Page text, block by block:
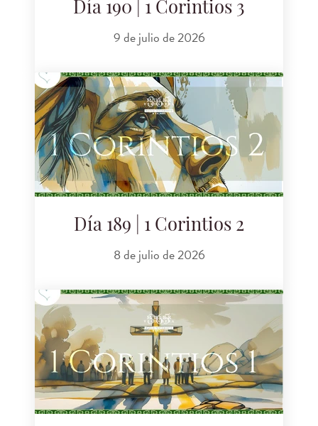
Día 190 | 1 Corintios 3
9 de julio de 2026
Día 189 | 1 Corintios 2
8 de julio de 2026